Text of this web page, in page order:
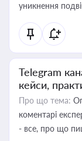
уникнення
Telegram
кейси,
Про що тема:
коментарі
- все, про що